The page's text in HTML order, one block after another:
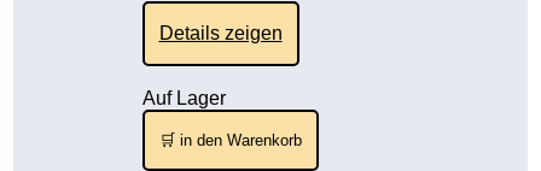
Details zeigen
Auf Lager
🛒 in den Warenkorb